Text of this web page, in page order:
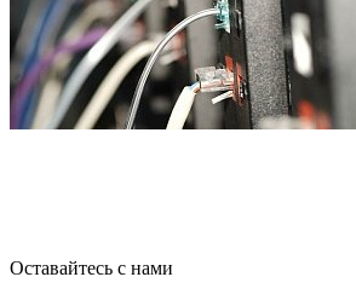
Оставайтесь с нами